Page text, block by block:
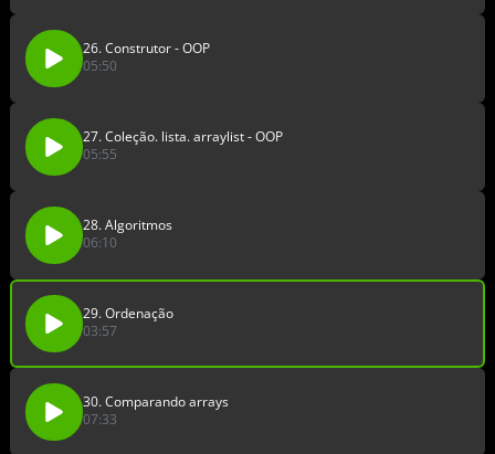
26. Construtor - OOP
05:50
27. Coleção. lista. arraylist - OOP
05:55
28. Algoritmos
06:10
29. Ordenação
03:57
30. Comparando arrays
07:33